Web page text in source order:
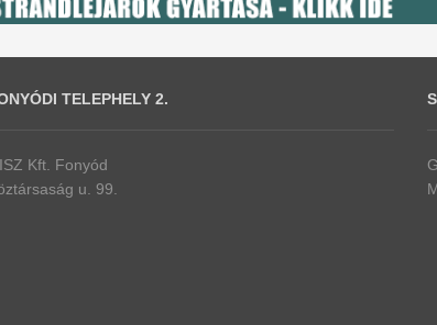
TELEPHELY 2.
Kft. Fonyód
u. 99.